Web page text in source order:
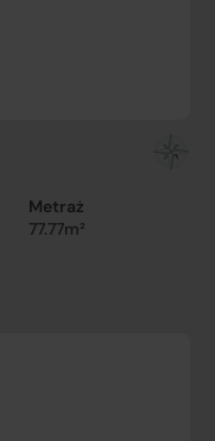
Metraż
77.77m²